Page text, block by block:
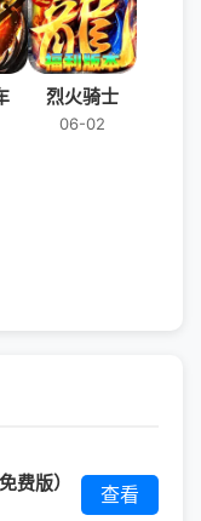
烈火骑士
06-02
费版） 查看